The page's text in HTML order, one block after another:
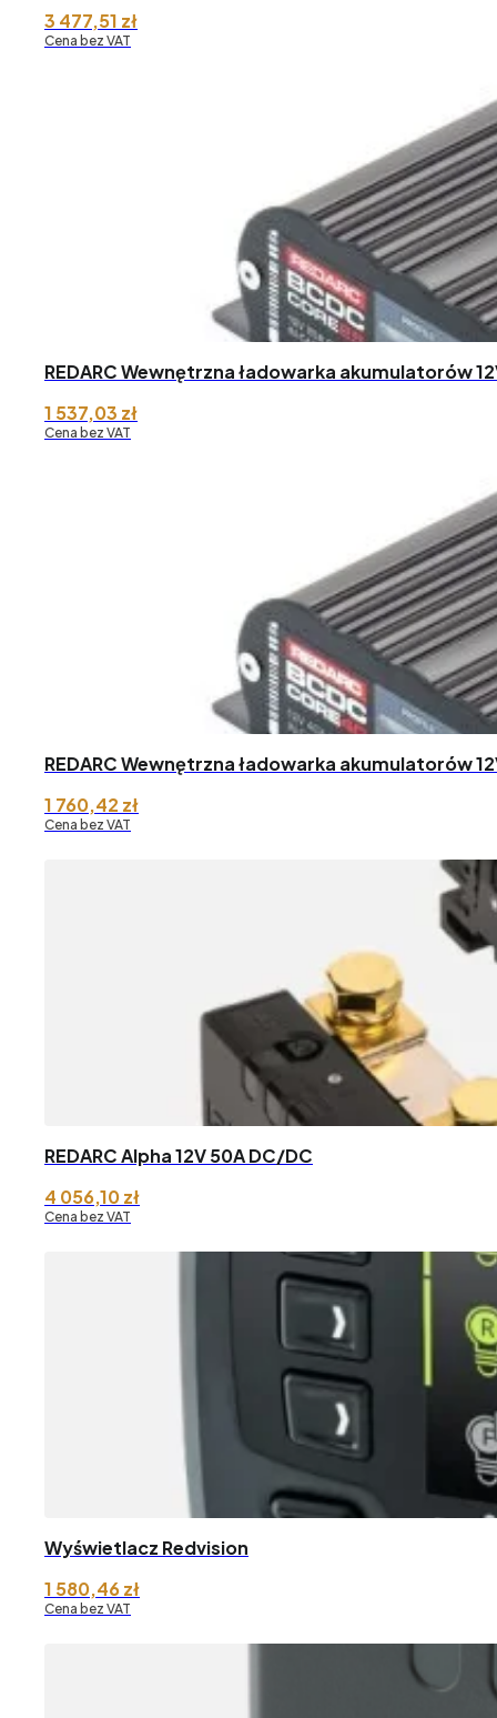
3 477,51 zł
Cena bez VAT
REDARC Wewnętrzna ładowarka akumulatorów
1 537,03 zł
Cena bez VAT
REDARC Wewnętrzna ładowarka akumulatorów
1 760,42 zł
Cena bez VAT
REDARC Alpha 12V 50A DC/DC
4 056,10zł
Cena bez VAT
Wyświetlacz Redvision
1 580,46zł
Cena bez VAT